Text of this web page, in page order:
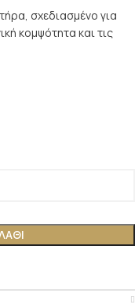
σχεδιασμένο για
κομψότητα και τις